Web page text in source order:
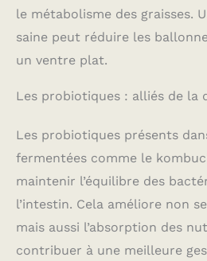
le métabolisme des graisses.
saine peut réduire les
un ventre plat.
Les probiotiques : alliés de la
Les probiotiques présents
fermentées comme le
maintenir l’équilibre des
l’intestin. Cela améliore non
mais aussi l’absorption des
contribuer à une meilleure